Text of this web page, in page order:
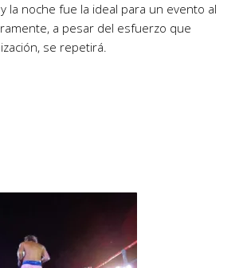
la noche fue la ideal para un evento al
a pesar del esfuerzo que
se repetirá.